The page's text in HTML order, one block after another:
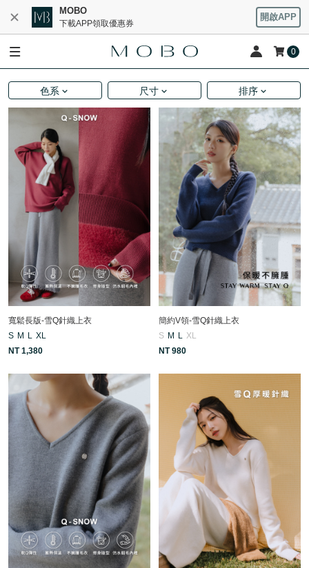
MOBO
下載APP領取優惠券
開啟APP
0
色系 尺寸 排序
寬鬆長版-雪Q針織上衣
S M L XL
NT 1,380
簡約V領-雪Q針織上衣
S M L XL
NT 980